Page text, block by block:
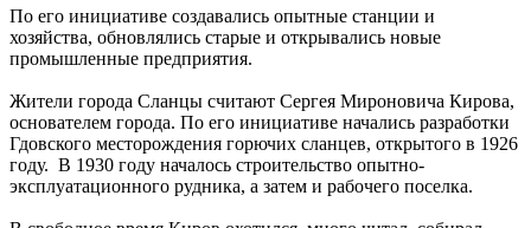
По его инициативе создавались опытные станции и
хозяйства, обновлялись старые и открывались новые
промышленные предприятия.
Жители города Сланцы считают Сергея Мироновича Кирова,
основателем города. По его инициативе начались разработки
Гдовского месторождения горючих сланцев, открытого в 1926
году. В 1930 году началось строительство опытно-
эксплуатационного рудника, а затем и рабочего поселка.